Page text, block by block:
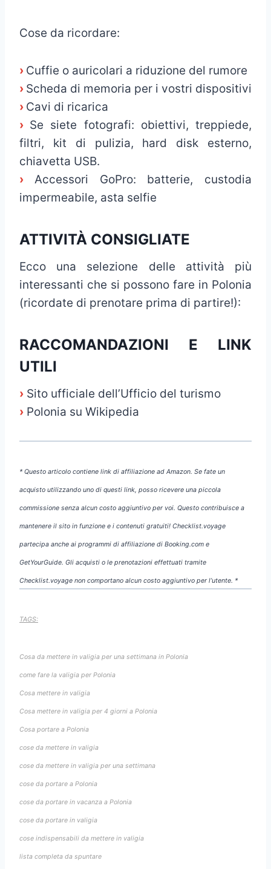
Cose da ricordare:
› Cuffie o auricolari a riduzione del rumore
› Scheda di memoria per i vostri dispositivi
› Cavi di ricarica
› Se siete fotografi: obiettivi, treppiede,
filtri, kit di pulizia, hard disk esterno,
chiavetta USB.
› Accessori GoPro: batterie, custodia
impermeabile, asta selfie
ATTIVITÀ CONSIGLIATE
Ecco una selezione delle attività più
interessanti che si possono fare in Polonia
(ricordate di prenotare prima di partire!):
RACCOMANDAZIONI E LINK
UTILI
› Sito ufficiale dell’Ufficio del turismo
› Polonia su Wikipedia
* Questo articolo contiene link di affiliazione ad Amazon. Se fate un
acquisto utilizzando uno di questi link, posso ricevere una piccola
commissione senza alcun costo aggiuntivo per voi. Questo contribuisce a
mantenere il sito in funzione e i contenuti gratuiti! Checklist.voyage
partecipa anche ai programmi di affiliazione di Booking.com e
GetYourGuide. Gli acquisti o le prenotazioni effettuati tramite
Checklist.voyage non comportano alcun costo aggiuntivo per l’utente. *
TAGS:
Cosa da mettere in valigia per una settimana in Polonia
come fare la valigia per Polonia
Cosa mettere in valigia
Cosa mettere in valigia per 4 giorni a Polonia
Cosa portare a Polonia
cose da mettere in valigia
cose da mettere in valigia per una settimana
cose da portare a Polonia
cose da portare in vacanza a Polonia
cose da portare in valigia
cose indispensabili da mettere in valigia
lista completa da spuntare